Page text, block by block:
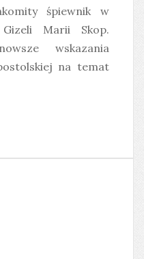
śpiewnik w
Gizeli Marii Skop.
wskazania
na temat